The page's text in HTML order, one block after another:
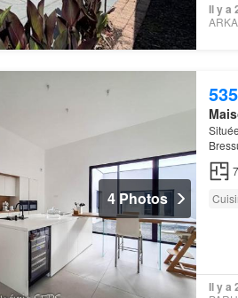
Il y a
4 Photos
7
Il y a